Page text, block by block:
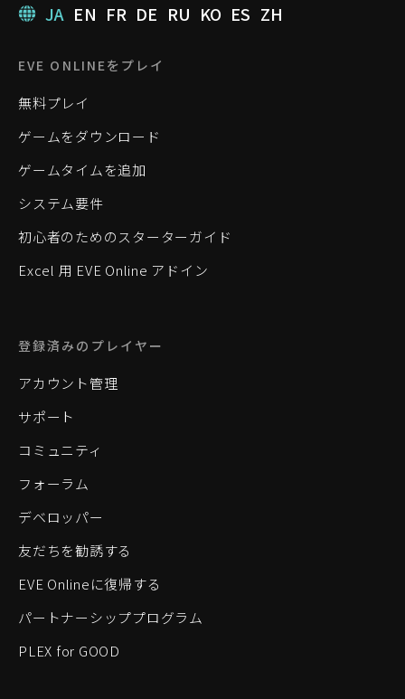
JA EN FR DE RU KO ES ZH
EVE ONLINEをプレイ
無料プレイ
ゲームをダウンロード
ゲームタイムを追加
システム要件
初心者のためのスターターガイド
Excel 用 EVE Online アドイン
登録済みのプレイヤー
アカウント管理
サポート
コミュニティ
フォーラム
デベロッパー
友だちを勧誘する
EVE Onlineに復帰する
パートナーシッププログラム
PLEX for GOOD